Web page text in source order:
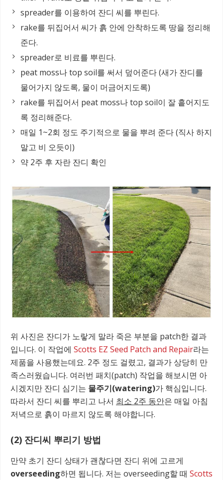
spreader를 이용하여 잔디 씨를 뿌린다.
rake를 뒤집어서 씨가 흙 안에 안착하도록 땅을 정리해
준다.
spreader로 비료를 뿌린다.
peat moss나 top soil를 써서 덮어준다 (새가 잔디를
물어가지 않도록, 물이 머금어지도록)
rake를 뒤집어서 peat moss나 top soil이 잘 흩어지도
록 정리해준다.
매일 1~2회 정도 주기적으로 물을 뿌려 준다 (직사 하지
말고 비 오듯이)
약 2주 후 자란 잔디 확인
위 사진은 잔디가 노랗게 말라 죽은 부분을 patch한 결과
입니다. 이 작업에 Scotts EZ Seed Patch and Repair라는
제품을 사용했는데요. 2주 정도 걸렸고, 결과가 상당히 만
족스러웠습니다. 여러번 패치(patch) 작업을 해보시면 아
시겠지만 잔디 심기는 물주기(watering)가 핵심입니다.
따라서 잔디 씨를 뿌리고 나서 최소 2주 동안은 매일 아침
저녁으로 흙이 마르지 않도록 해야합니다.
(2) 잔디씨 뿌리기 방법
만약 초기 잔디 상태가 괜찮다면 잔디 위에 고르게
overseeding하면 됩니다. 저는 overseeding할 때 Scotts